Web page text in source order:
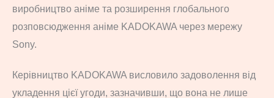
виробництво аніме та розширення глобального
розповсюдження аніме KADOKAWA через мережу
Sony.
Керівництво KADOKAWA висловило задоволення від
укладення цієї угоди, зазначивши, що вона не лише